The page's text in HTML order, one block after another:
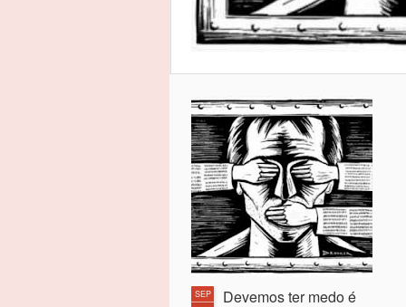
SEP Devemos ter medo é